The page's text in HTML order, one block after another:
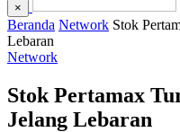
×
Beranda Network Stok
Lebaran
Network
Stok Pertamax
Jelang Lebaran